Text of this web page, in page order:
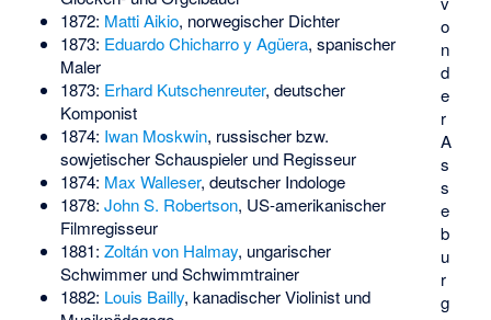
o
n
d
e
r
A
s
s
e
b
u
r
g
1872: Matti Aikio, norwegischer Dichter
1873: Eduardo Chicharro y Agüera, spanischer
Maler
1873: Erhard Kutschenreuter, deutscher
Komponist
1874: Iwan Moskwin, russischer bzw.
sowjetischer Schauspieler und Regisseur
1874: Max Walleser, deutscher Indologe
1878: John S. Robertson, US-amerikanischer
Filmregisseur
1881: Zoltán von Halmay, ungarischer
Schwimmer und Schwimmtrainer
1882: Louis Bailly, kanadischer Violinist und